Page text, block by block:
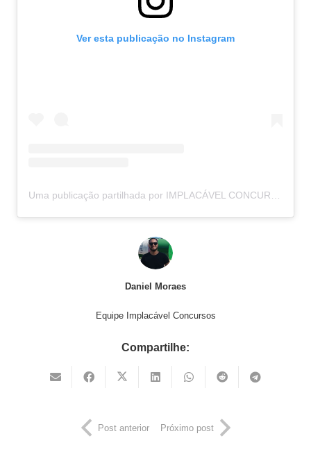
Ver esta publicação no Instagram
Daniel Moraes
Equipe Implacável Concursos
Compartilhe:
Post anterior Próximo post